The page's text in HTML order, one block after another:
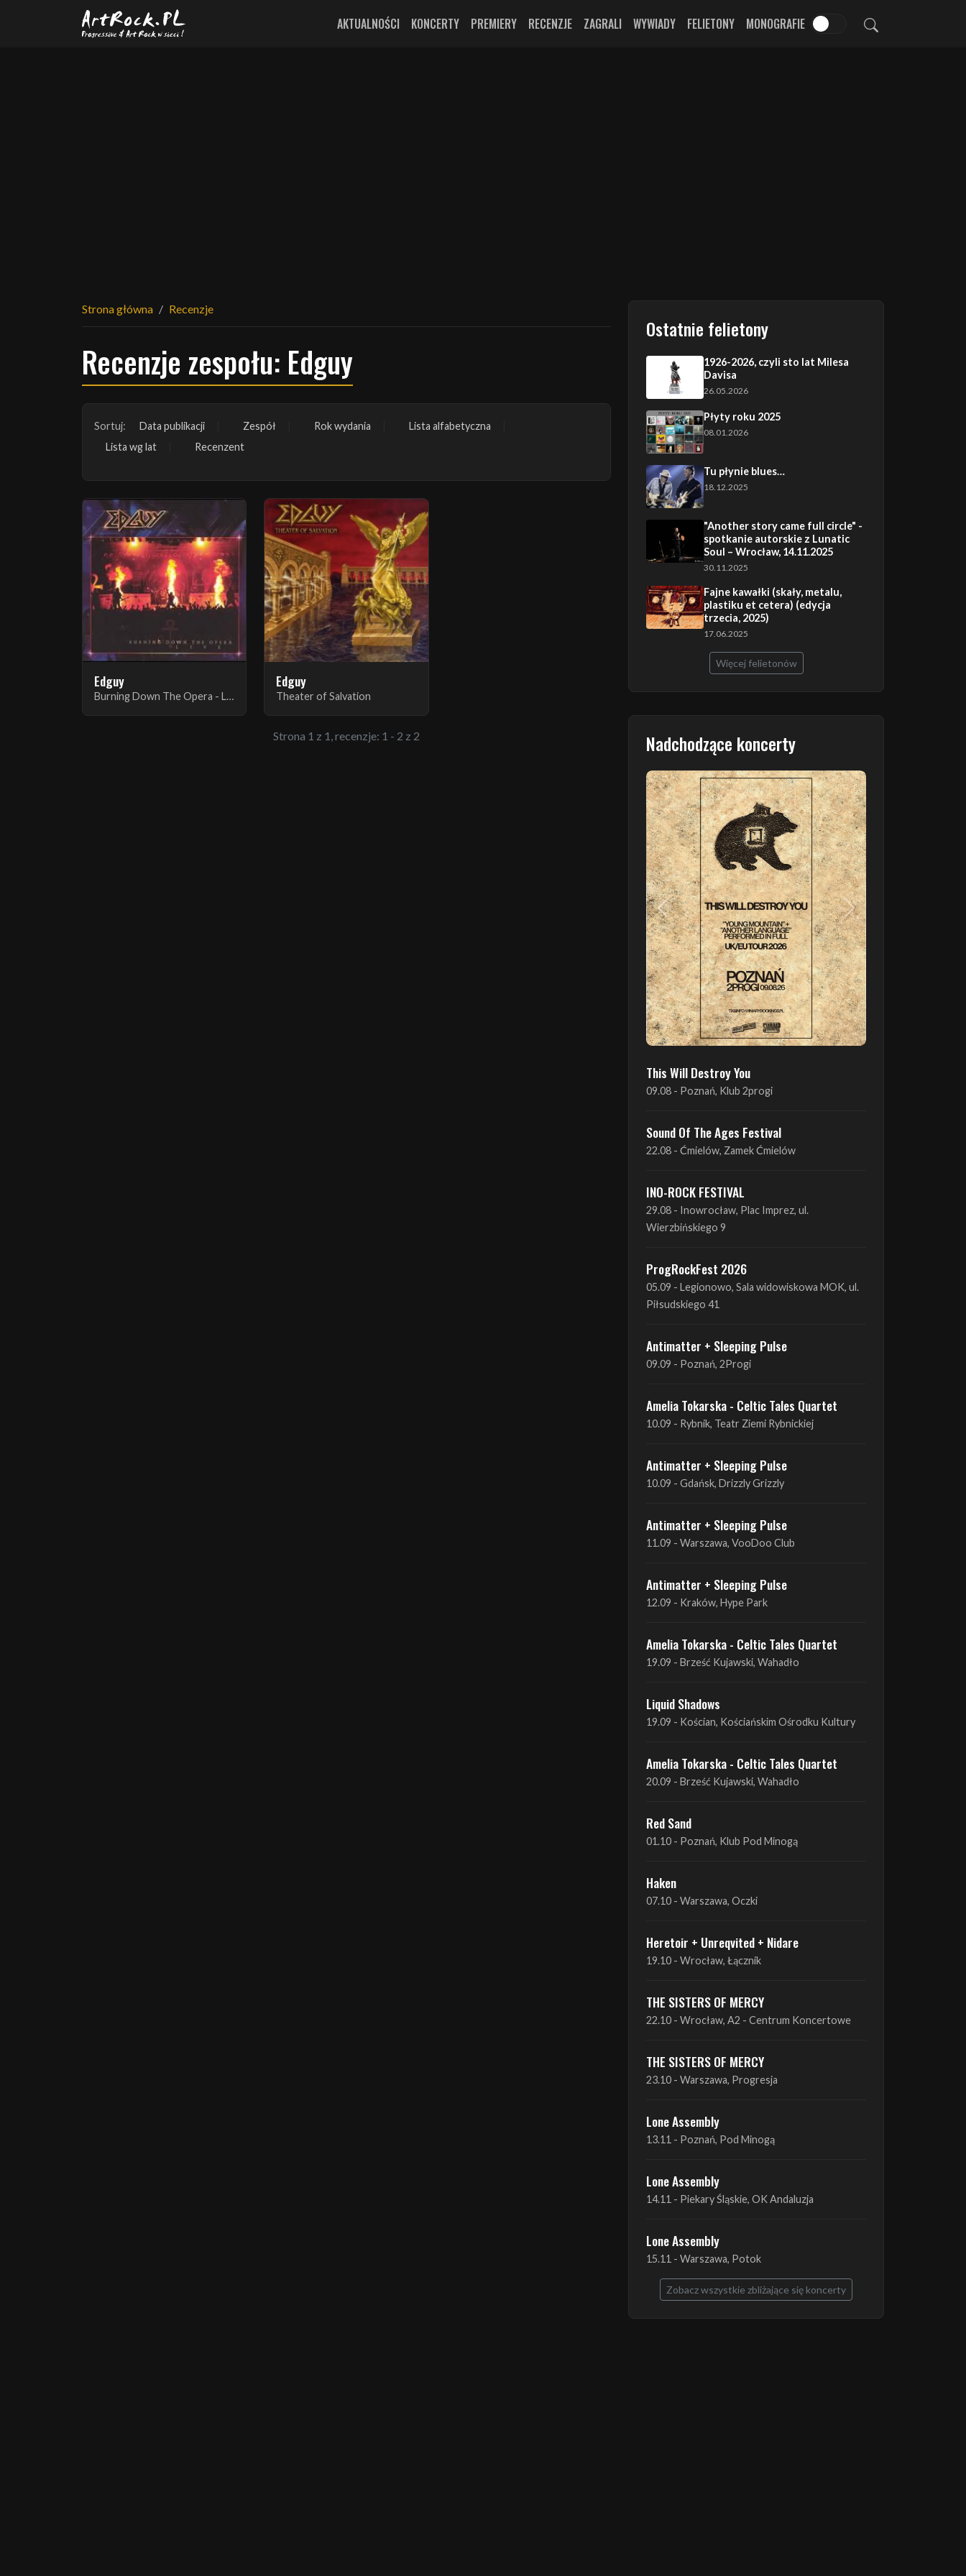
Przejdź do treści głównej
AKTUALNOŚCI KONCERTY PREMIERY RECENZJE ZAGRALI WYWIADY FELIETONY MONOGRAFIE
Strona główna Recenzje
Recenzje zespołu: Edguy
Sortuj: Data publikacji Zespół Rok wydania
Lista alfabetyczna
Lista wg lat
Recenzent
Edguy
Burning Down The Opera - Live
Edguy
Theater of Salvation
Strona 1 z 1, recenzje: 1 - 2 z 2
Ostatnie felietony
1926-2026, czyli sto lat Milesa
Davisa
26.05.2026
Płyty roku 2025
08.01.2026
Tu płynie blues…
18.12.2025
"Another story came full circle" -
spotkanie autorskie z Lunatic
Soul – Wrocław, 14.11.2025
30.11.2025
Fajne kawałki (skały, metalu,
plastiku et cetera) (edycja
trzecia, 2025)
17.06.2025
Więcej felietonów
Nadchodzące koncerty
Poprzedni Następny
This Will Destroy You
09.08 - Poznań, Klub 2progi
Sound Of The Ages Festival
22.08 - Ćmielów, Zamek Ćmielów
INO-ROCK FESTIVAL
29.08 - Inowrocław, Plac Imprez, ul.
Wierzbińskiego 9
ProgRockFest 2026
05.09 - Legionowo, Sala widowiskowa MOK, ul.
Piłsudskiego 41
Antimatter + Sleeping Pulse
09.09 - Poznań, 2Progi
Amelia Tokarska - Celtic Tales Quartet
10.09 - Rybnik, Teatr Ziemi Rybnickiej
Antimatter + Sleeping Pulse
10.09 - Gdańsk, Drizzly Grizzly
Antimatter + Sleeping Pulse
11.09 - Warszawa, VooDoo Club
Antimatter + Sleeping Pulse
12.09 - Kraków, Hype Park
Amelia Tokarska - Celtic Tales Quartet
19.09 - Brześć Kujawski, Wahadło
Liquid Shadows
19.09 - Kościan, Kościańskim Ośrodku Kultury
Amelia Tokarska - Celtic Tales Quartet
20.09 - Brześć Kujawski, Wahadło
Red Sand
01.10 - Poznań, Klub Pod Minogą
Haken
07.10 - Warszawa, Oczki
Heretoir + Unreqvited + Nidare
19.10 - Wrocław, Łącznik
THE SISTERS OF MERCY
22.10 - Wrocław, A2 - Centrum Koncertowe
THE SISTERS OF MERCY
23.10 - Warszawa, Progresja
Lone Assembly
13.11 - Poznań, Pod Minogą
Lone Assembly
14.11 - Piekary Śląskie, OK Andaluzja
Lone Assembly
15.11 - Warszawa, Potok
Zobacz wszystkie zbliżające się koncerty